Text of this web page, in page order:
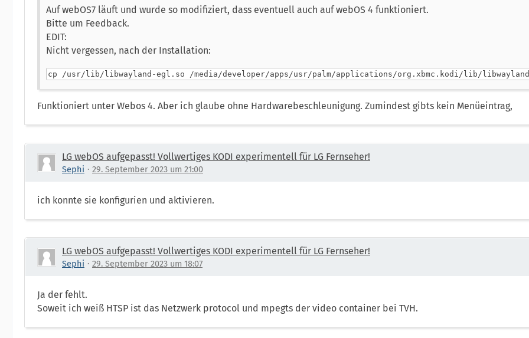
Auf webOS7 läuft und wurde so modifiziert, dass eventuell auch auf webOS 4 funktioniert.
Bitte um Feedback.
EDIT:
Nicht vergessen, nach der Installation:
cp /usr/lib/libwayland-egl.so /media/developer/apps/usr/palm/applications/org.xbmc.kodi/lib/
Funktioniert unter Webos 4. Aber ich glaube ohne Hardwarebeschleunigung. Zumindest gibts kein Menüeintrag,
LG webOS aufgepasst! Vollwertiges KODI experimentell für LG Fernseher!
Sephi 29. September 2023 um 21:00
ich konnte sie konfigurien und aktivieren.
LG webOS aufgepasst! Vollwertiges KODI experimentell für LG Fernseher!
Sephi 29. September 2023 um 18:07
Ja der fehlt.
Soweit ich weiß HTSP ist das Netzwerk protocol und mpegts der video container bei TVH.